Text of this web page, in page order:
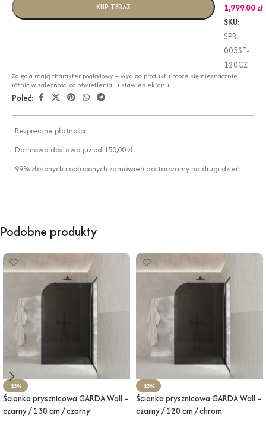
KUP TERAZ
1,999.00 zł
SKU:
SPR-
005ST-
120CZ
Zdjęcia mają charakter poglądowy – wygląd produktu może się nieznacznie
różnić w zależności od oświetlenia i ustawień ekranu.
Poleć:
Bezpieczne płatności
Darmowa dostawa już od 150,00 zł
99% złożonych i opłaconych zamówień dostarczamy na drugi dzień
Podobne produkty
-23%
Ścianka prysznicowa GARDA Wall –
czarny / 130 cm / czarny
-23%
Ścianka prysznicowa GARDA Wall –
czarny / 120 cm / chrom